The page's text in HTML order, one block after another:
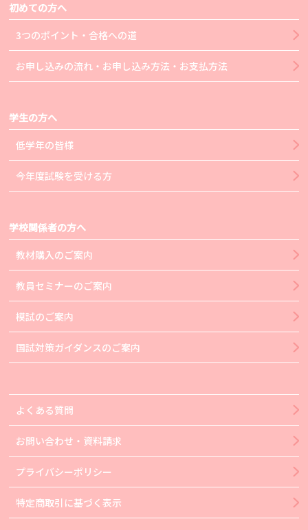
初めての方へ
3つのポイント・合格への道
お申し込みの流れ・お申し込み方法・お支払方法
学生の方へ
低学年の皆様
今年度試験を受ける方
学校関係者の方へ
教材購入のご案内
教員セミナーのご案内
模試のご案内
国試対策ガイダンスのご案内
よくある質問
お問い合わせ・資料請求
プライバシーポリシー
特定商取引に基づく表示